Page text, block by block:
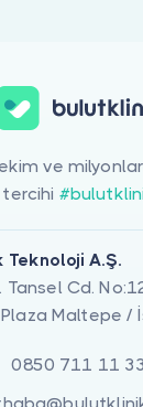
ve
tercihi
Teknoloji A.Ş.
Tansel Cd.
Maltepe /
0850 711 11 33